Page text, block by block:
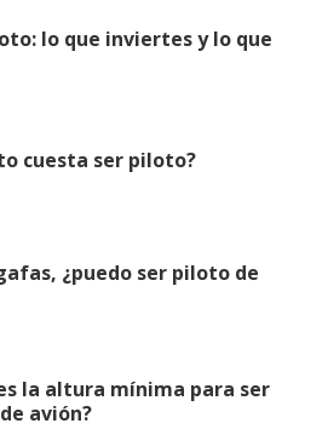
lo que inviertes y lo que
cuesta ser piloto?
¿puedo ser piloto de
la altura mínima para ser
avión?